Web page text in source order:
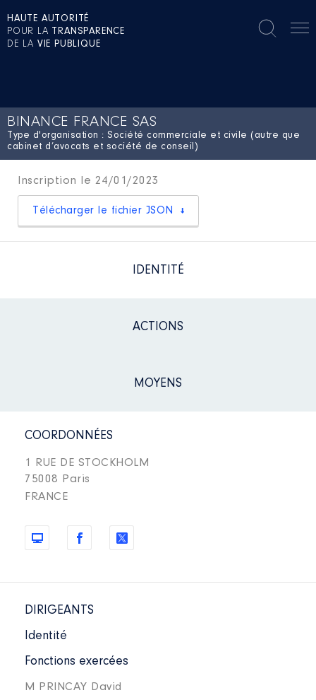
HAUTE AUTORITÉ
POUR LA TRANSPARENCE
DE LA VIE PUBLIQUE
BINANCE FRANCE SAS
Type d'organisation : Société commerciale et civile (autre que
cabinet d’avocats et société de conseil)
Inscription le 24/01/2023
Télécharger le fichier JSON
IDENTITÉ
ACTIONS
MOYENS
COORDONNÉES
1 RUE DE STOCKHOLM
75008 Paris
FRANCE
DIRIGEANTS
Identité
Fonctions exercées
M PRINCAY David